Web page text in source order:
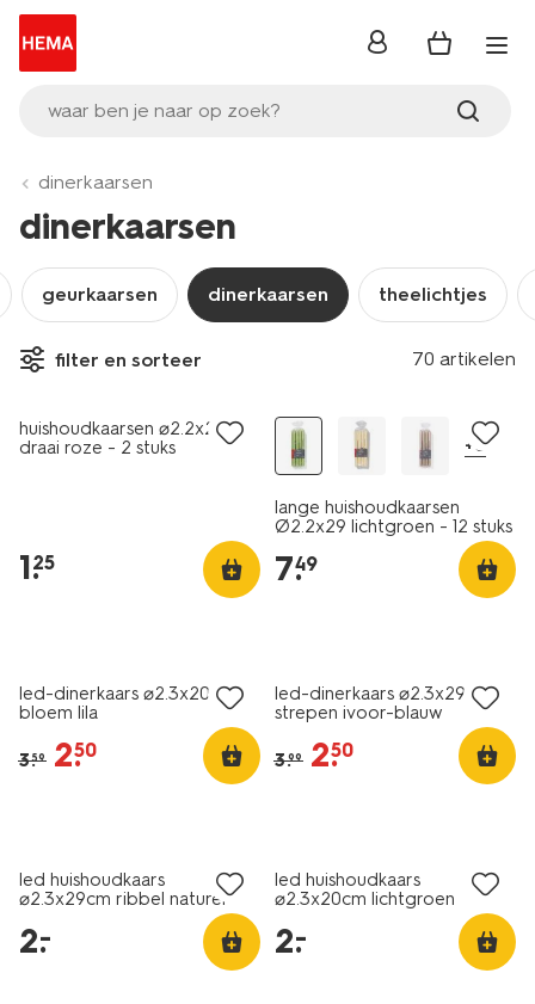
waar ben je naar op zoek?
inloggen
dinerkaarsen
dinerkaarsen
geurkaarsen dinerkaarsen theelichtjes
filter en sorteer 70 artikelen
laag geprijsd
huishoudkaarsen ⌀2.2x20cm
draai roze - 2 stuks
1.
25
+6
lange huishoudkaarsen
Ø2.2x29 lichtgroen - 12 stuks
7.
49
led-dinerkaars ⌀2.3x20cm
bloem lila
3.59 2.
50
led-dinerkaars ⌀2.3x29cm
strepen ivoor-blauw
3.99 2.
50
led huishoudkaars
⌀2.3x29cm ribbel naturel
2.
–
led huishoudkaars
⌀2.3x20cm lichtgroen
2.
–